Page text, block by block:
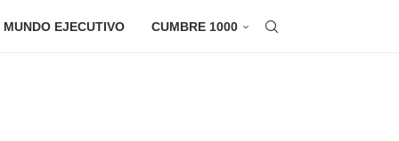
MUNDO EJECUTIVO CUMBRE 1000